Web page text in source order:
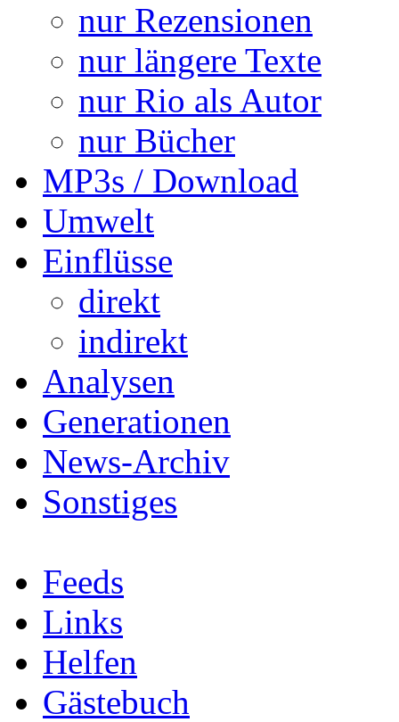
nur Rezensionen
nur längere Texte
nur Rio als Autor
nur Bücher
MP3s / Download
Umwelt
Einflüsse
direkt
indirekt
Analysen
Generationen
News-Archiv
Sonstiges
Feeds
Links
Helfen
Gästebuch